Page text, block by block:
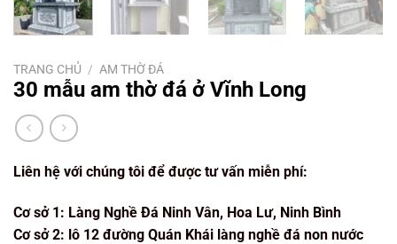
TRANG CHỦ / AM THỜ ĐÁ
30 mẫu am thờ đá ở Vĩnh Long
Liên hệ với chúng tôi để được tư vấn miễn phí:
Cơ sở 1: Làng Nghề Đá Ninh Vân, Hoa Lư, Ninh Bình
Cơ sở 2: lô 12 đường Quán Khái làng nghề đá non nước